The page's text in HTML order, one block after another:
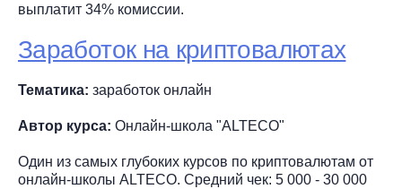
выплатит 34% комиссии.
Заработок на криптовалютах
Тематика: заработок онлайн
Автор курса: Онлайн-школа "ALTECO"
Один из самых глубоких курсов по криптовалютам от
онлайн-школы ALTECO. Средний чек: 5 000 - 30 000